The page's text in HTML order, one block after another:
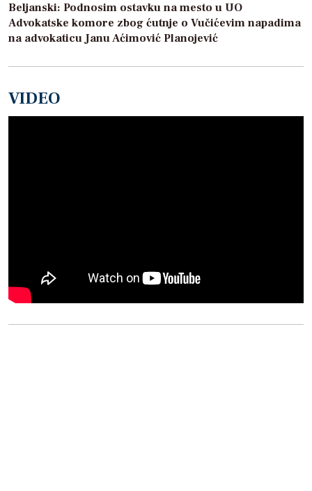
Beljanski: Podnosim ostavku na mesto u UO
Advokatske komore zbog ćutnje o Vučićevim napadima
na advokaticu Janu Aćimović Planojević
VIDEO